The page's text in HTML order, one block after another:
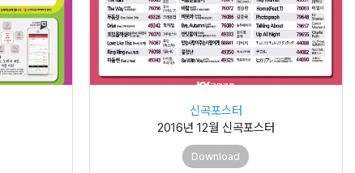
신곡포스터
2016년 12월 신곡포스터
Download